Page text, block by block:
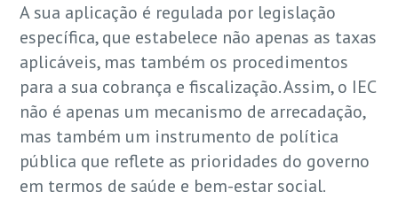
A sua aplicação é regulada por legislação
específica, que estabelece não apenas as taxas
aplicáveis, mas também os procedimentos
para a sua cobrança e fiscalização. Assim, o IEC
não é apenas um mecanismo de arrecadação,
mas também um instrumento de política
pública que reflete as prioridades do governo
em termos de saúde e bem-estar social.